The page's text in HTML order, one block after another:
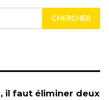
il faut éliminer deux